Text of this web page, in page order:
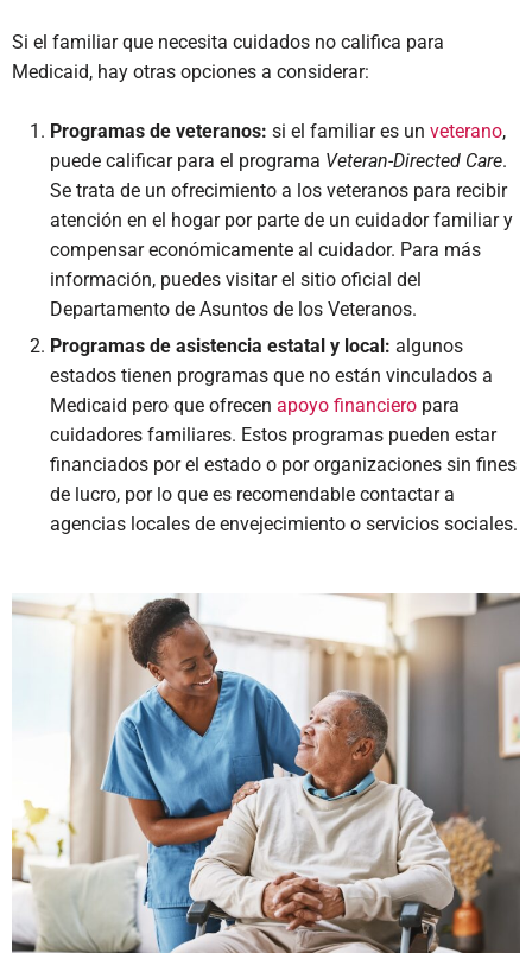
Si el familiar que necesita cuidados no califica para
Medicaid, hay otras opciones a considerar:
Programas de veteranos: si el familiar es un veterano,
puede calificar para el programa Veteran-Directed Care.
Se trata de un ofrecimiento a los veteranos para recibir
atención en el hogar por parte de un cuidador familiar y
compensar económicamente al cuidador. Para más
información, puedes visitar el sitio oficial del
Departamento de Asuntos de los Veteranos.
Programas de asistencia estatal y local: algunos
estados tienen programas que no están vinculados a
Medicaid pero que ofrecen apoyo financiero para
cuidadores familiares. Estos programas pueden estar
financiados por el estado o por organizaciones sin fines
de lucro, por lo que es recomendable contactar a
agencias locales de envejecimiento o servicios sociales.